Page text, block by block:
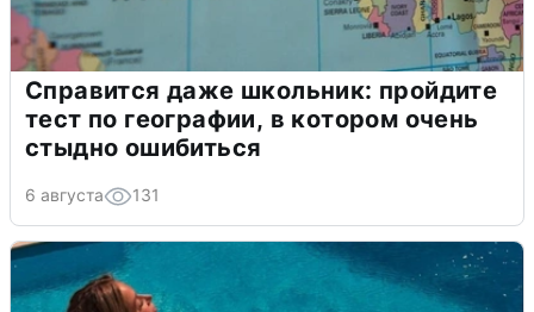
Справится даже школьник: пройдите
тест по географии, в котором очень
стыдно ошибиться
6 августа 131